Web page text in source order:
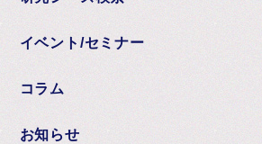
イベント/セミナー
コラム
お知らせ